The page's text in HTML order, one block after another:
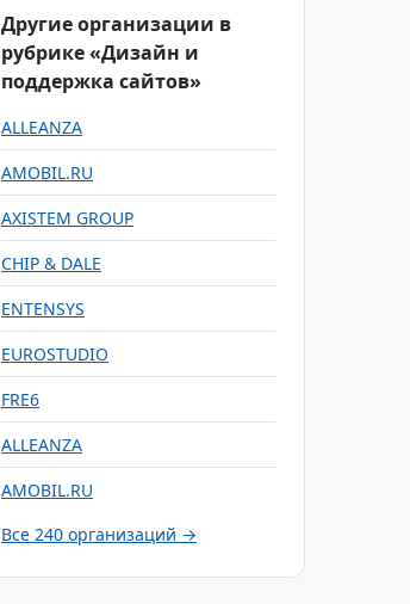
Другие организации в
рубрике «Дизайн и
поддержка сайтов»
ALLEANZA
AMOBIL.RU
AXISTEM GROUP
CHIP & DALE
ENTENSYS
EUROSTUDIO
FRE6
ALLEANZA
AMOBIL.RU
Все 240 организаций →